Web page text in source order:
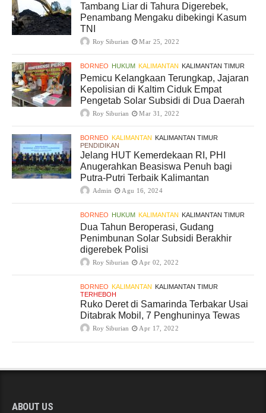
Tambang Liar di Tahura Digerebek,
Penambang Mengaku dibekingi Kasum
TNI
Roy Siburian Mar 25, 2022
BORNEO HUKUM KALIMANTAN KALIMANTAN TIMUR
Pemicu Kelangkaan Terungkap, Jajaran
Kepolisian di Kaltim Ciduk Empat
Pengetab Solar Subsidi di Dua Daerah
Roy Siburian Mar 31, 2022
BORNEO KALIMANTAN KALIMANTAN TIMUR
PENDIDIKAN
Jelang HUT Kemerdekaan RI, PHI
Anugerahkan Beasiswa Penuh bagi
Putra-Putri Terbaik Kalimantan
Admin Agu 16, 2024
BORNEO HUKUM KALIMANTAN KALIMANTAN TIMUR
Dua Tahun Beroperasi, Gudang
Penimbunan Solar Subsidi Berakhir
digerebek Polisi
Roy Siburian Apr 02, 2022
BORNEO KALIMANTAN KALIMANTAN TIMUR
TERHEBOH
Ruko Deret di Samarinda Terbakar Usai
Ditabrak Mobil, 7 Penghuninya Tewas
Roy Siburian Apr 17, 2022
ABOUT US